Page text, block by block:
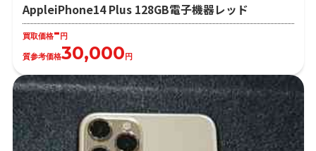
AppleiPhone14 Plus 128GB電子機器レッド
買取価格-円
質参考価格30,000円